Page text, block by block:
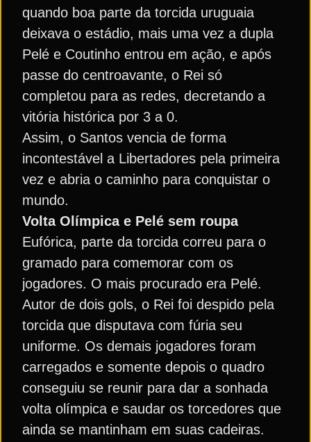
quando boa parte da torcida uruguaia
deixava o estádio, mais uma vez a dupla
Pelé e Coutinho entrou em ação, e após
passe do centroavante, o Rei só
completou para as redes, decretando a
vitória histórica por 3 a 0.
Assim, o Santos vencia de forma
incontestável a Libertadores pela primeira
vez e abria o caminho para conquistar o
mundo.
Volta Olímpica e Pelé sem roupa
Eufórica, parte da torcida correu para o
gramado para comemorar com os
jogadores. O mais procurado era Pelé.
Autor de dois gols, o Rei foi despido pela
torcida que disputava com fúria seu
uniforme. Os demais jogadores foram
carregados e somente depois o quadro
conseguiu se reunir para dar a sonhada
volta olímpica e saudar os torcedores que
ainda se mantinham em suas cadeiras.